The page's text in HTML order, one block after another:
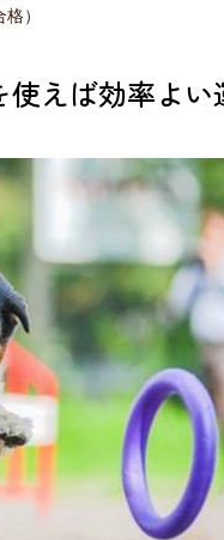
）
えば効率よ